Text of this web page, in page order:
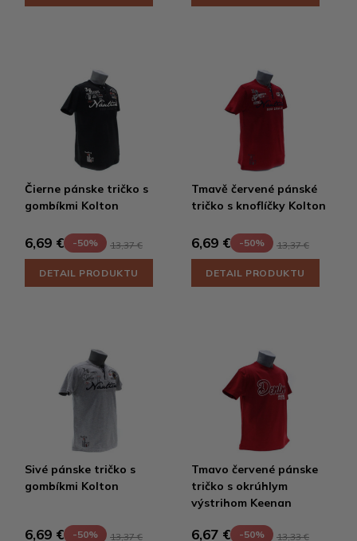
Čierne pánske tričko s
gombíkmi Kolton
6,69 € -50% 13,37 €
DETAIL PRODUKTU
Tmavě červené pánské
tričko s knoflíčky Kolton
6,69 € -50% 13,37 €
DETAIL PRODUKTU
Sivé pánske tričko s
gombíkmi Kolton
6,69 € -50% 13,37 €
Tmavo červené pánske
tričko s okrúhlym
výstrihom Keenan
6,67 € -50% 13,33 €